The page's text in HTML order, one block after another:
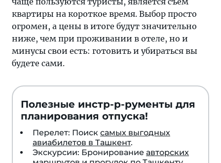
квартиры на короткое время. Выбор просто
огромен, а цены в итоге будут значительно
ниже, чем при проживании в отеле, но и
минусы свои есть: готовить и убираться вы
будете сами.
Полезные инстр-р-рументы для
планирования отпуска!
Перелет: Поиск самых выгодных
авиабилетов в Ташкент.
Экскурсии: Бронирование авторских